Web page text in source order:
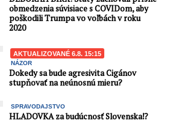
obmedzenia súvisiace s COVIDom, aby
poškodili Trumpa vo voľbách v roku
2020
AKTUALIZOVANÉ 6.8. 15:15
NÁZOR
Dokedy sa bude agresivita Cigánov
stupňovať na neúnosnú mieru?
SPRAVODAJSTVO
HLADOVKA za budúcnosť Slovenska⁉️